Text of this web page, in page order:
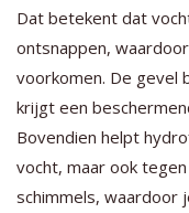
Dat betekent dat
ontsnappen,
voorkomen. De gevel
krijgt een
Bovendien helpt
vocht, maar ook
schimmels, waardoor